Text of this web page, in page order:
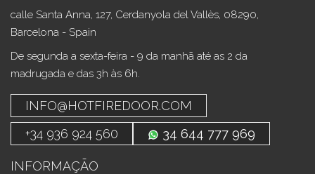
calle Santa Anna, 127, Cerdanyola del Vallès, 08290,
Barcelona - Spain
De segunda a sexta-feira - 9 da manhã até as 2 da
madrugada e das 3h às 6h.
INFO@HOTFIREDOOR.COM
+34 936 924 560
34 644 777 969
INFORMAÇÃO